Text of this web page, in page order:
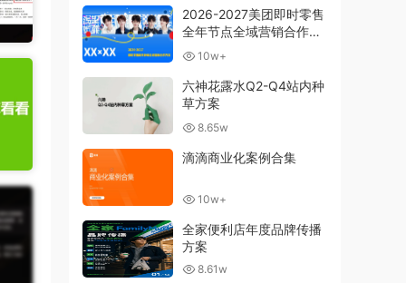
2026-2027美团即时零售
全年节点全域营销合作方
案 10w+
六神花露水Q2-Q4站内种
草方案
8.65w
滴滴商业化案例合集
10w+
全家便利店年度品牌传播
方案
8.61w